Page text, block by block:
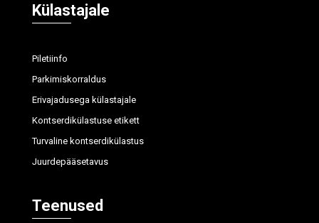
Külastajale
Piletiinfo
Parkimiskorraldus
Erivajadusega külastajale
Kontserdikülastuse etikett
Turvaline kontserdikülastus
Juurdepääsetavus
Teenused